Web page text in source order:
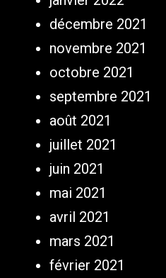
décembre 2021
novembre 2021
octobre 2021
septembre 2021
août 2021
juillet 2021
juin 2021
mai 2021
avril 2021
mars 2021
février 2021